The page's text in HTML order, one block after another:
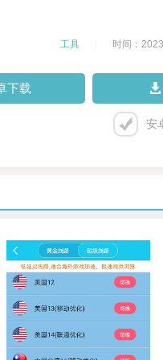
工具 时间：
下载
安